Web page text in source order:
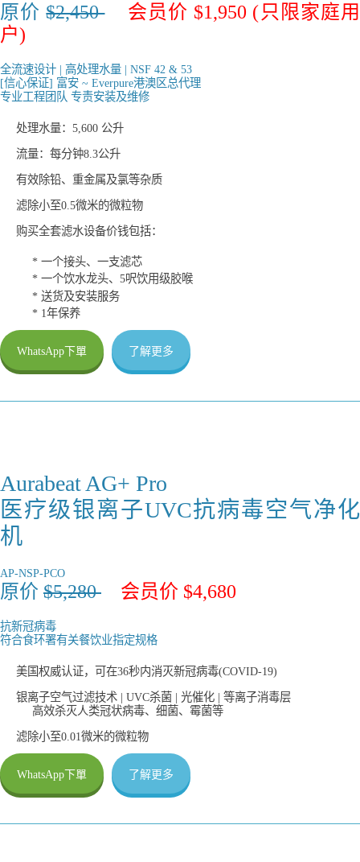
原价$2,450
会员价 $1,950 (只限家庭用
户)
全流速设计 | 高处理水量 | NSF 42 & 53
[信心保证] 富安 ~ Everpure港澳区总代理
专业工程团队 专责安装及维修
处理水量：5,600 公升
流量：每分钟8.3公升
有效除铅、重金属及氯等杂质
滤除小至0.5微米的微粒物
购买全套滤水设备价钱包括：
* 一个接头、一支滤芯
* 一个饮水龙头、5呎饮用级胶喉
* 送货及安装服务
* 1年保养
WhatsApp下單 了解更多
Aurabeat AG+ Pro
医疗级银离子UVC抗病毒空气净化
机
AP-NSP-PCO
原价 $5,280 会员价 $4,680
抗新冠病毒
符合食环署有关餐饮业指定规格
美国权威认证，可在36秒内消灭新冠病毒(COVID-19)
银离子空气过滤技术 | UVC杀菌 | 光催化 | 等离子消毒层
高效杀灭人类冠状病毒、细菌、霉菌等
滤除小至0.01微米的微粒物
WhatsApp下單 了解更多